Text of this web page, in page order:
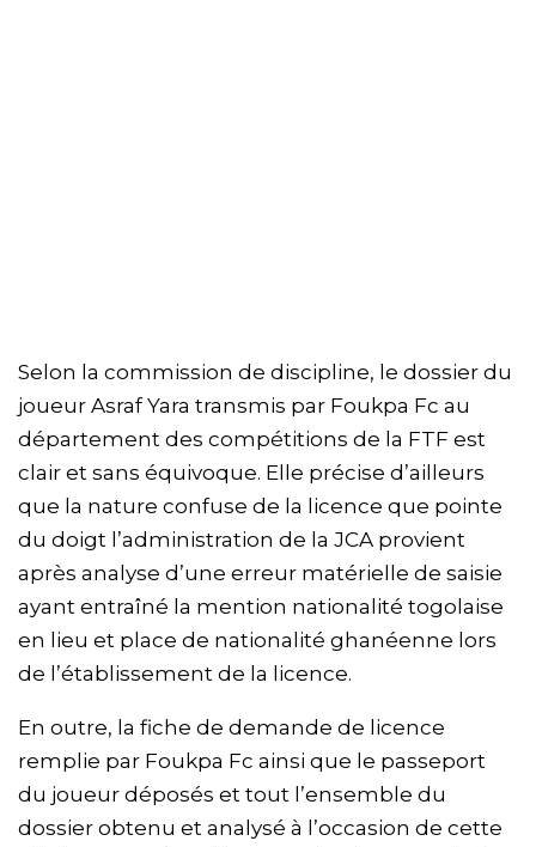
Selon la commission de discipline, le dossier du
joueur Asraf Yara transmis par Foukpa Fc au
département des compétitions de la FTF est
clair et sans équivoque. Elle précise d’ailleurs
que la nature confuse de la licence que pointe
du doigt l’administration de la JCA provient
après analyse d’une erreur matérielle de saisie
ayant entraîné la mention nationalité togolaise
en lieu et place de nationalité ghanéenne lors
de l’établissement de la licence.
En outre, la fiche de demande de licence
remplie par Foukpa Fc ainsi que le passeport
du joueur déposés et tout l’ensemble du
dossier obtenu et analysé à l’occasion de cette